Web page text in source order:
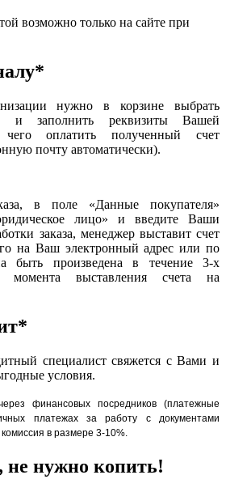
возможно только на сайте при
нужно в корзине выбрать
и заполнить реквизиты Вашей
чего оплатить полученный счет
почту автоматически).
в поле «Данные покупателя»
лицо» и введите Ваши
заказа, менеджер выставит счет
на Ваш электронный адрес или по
быть произведена в течение 3-х
выставления счета на
специалист свяжется с Вами и
условия.
финансовых посредников (платежные
платежах за работу с документами
в размере 3-10%.
нужно копить!